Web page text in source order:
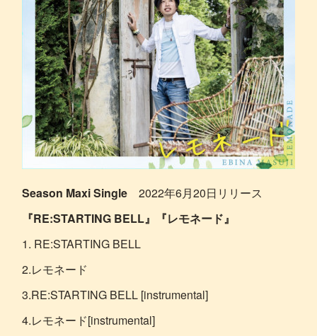
Season Maxi Single2022年6月20日リリース
『RE:STARTING BELL』『レモネード』
1. RE:STARTING BELL
2.レモネード
3.RE:STARTING BELL [instrumental]
4.レモネード[instrumental]